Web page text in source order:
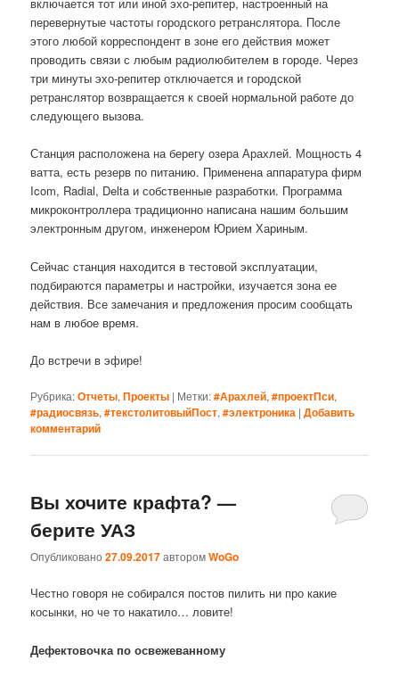
перевернутые частоты городского ретранслятора. После
этого любой корреспондент в зоне его действия может
проводить связи с любым радиолюбителем в городе. Через
три минуты эхо-репитер отключается и городской
ретранслятор возвращается к своей нормальной работе до
следующего вызова.
Станция расположена на берегу озера Арахлей. Мощность 4
ватта, есть резерв по питанию. Применена аппаратура фирм
Icom, Radial, Delta и собственные разработки. Программа
микроконтроллера традиционно написана нашим большим
электронным другом, инженером Юрием Хариным.
Сейчас станция находится в тестовой эксплуатации,
подбираются параметры и настройки, изучается зона ее
действия. Все замечания и предложения просим сообщать
нам в любое время.
До встречи в эфире!
Рубрика:Отчеты,Проекты | Метки:#Арахлей,#проектПси,
#радиосвязь,#текстолитовыйПост,#электроника |Добавить
комментарий
Вы хочите крафта? —
берите УАЗ
Опубликовано27.09.2017авторомWoGo
Честно говоря не собирался постов пилить ни про какие
косынки, но че то накатило… ловите!
Дефектовочка по освежеванному